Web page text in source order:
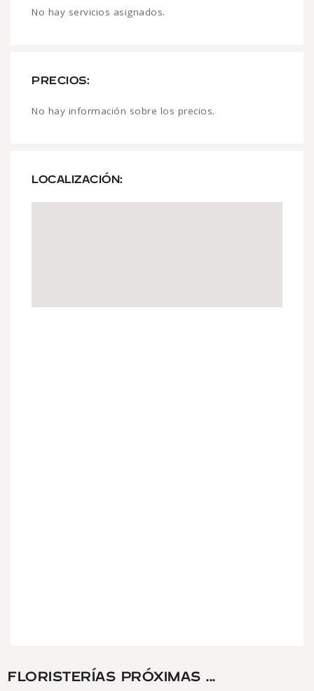
No hay servicios asignados.
PRECIOS:
No hay información sobre los precios.
LOCALIZACIÓN:
FLORISTERÍAS PRÓXIMAS ...